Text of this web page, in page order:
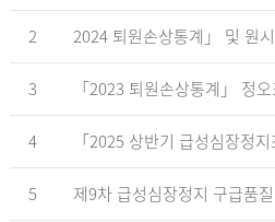
2 2024 퇴원손상통계」 및 원
3
4
5